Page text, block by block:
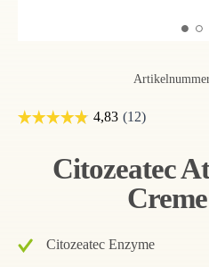
Citozeatec
Citozeatec Enzyme